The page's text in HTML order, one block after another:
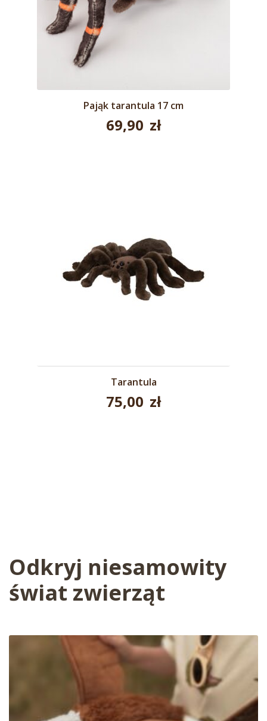
Pająk tarantula 17 cm
69,90 zł
Tarantula
75,00 zł
Odkryj niesamowity
świat zwierząt